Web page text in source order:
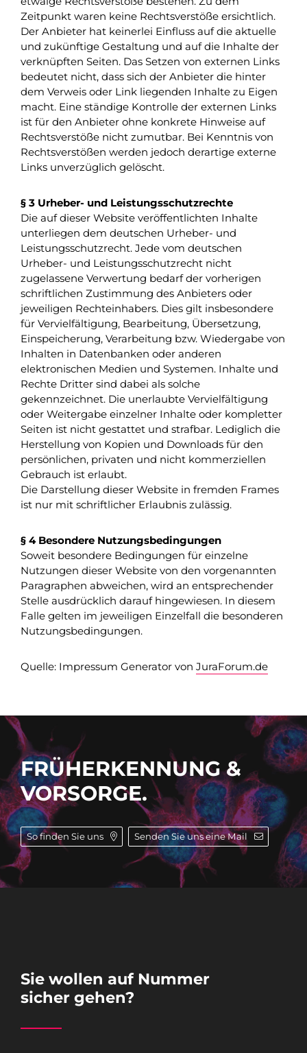
Zeitpunkt waren keine Rechtsverstöße ersichtlich.
Der Anbieter hat keinerlei Einfluss auf die aktuelle
und zukünftige Gestaltung und auf die Inhalte der
verknüpften Seiten. Das Setzen von externen Links
bedeutet nicht, dass sich der Anbieter die hinter
dem Verweis oder Link liegenden Inhalte zu Eigen
macht. Eine ständige Kontrolle der externen Links
ist für den Anbieter ohne konkrete Hinweise auf
Rechtsverstöße nicht zumutbar. Bei Kenntnis von
Rechtsverstößen werden jedoch derartige externe
Links unverzüglich gelöscht.
§ 3 Urheber- und Leistungsschutzrechte
Die auf dieser Website veröffentlichten Inhalte
unterliegen dem deutschen Urheber- und
Leistungsschutzrecht. Jede vom deutschen
Urheber- und Leistungsschutzrecht nicht
zugelassene Verwertung bedarf der vorherigen
schriftlichen Zustimmung des Anbieters oder
jeweiligen Rechteinhabers. Dies gilt insbesondere
für Vervielfältigung, Bearbeitung, Übersetzung,
Einspeicherung, Verarbeitung bzw. Wiedergabe von
Inhalten in Datenbanken oder anderen
elektronischen Medien und Systemen. Inhalte und
Rechte Dritter sind dabei als solche
gekennzeichnet. Die unerlaubte Vervielfältigung
oder Weitergabe einzelner Inhalte oder kompletter
Seiten ist nicht gestattet und strafbar. Lediglich die
Herstellung von Kopien und Downloads für den
persönlichen, privaten und nicht kommerziellen
Gebrauch ist erlaubt.
Die Darstellung dieser Website in fremden Frames
ist nur mit schriftlicher Erlaubnis zulässig.
§ 4 Besondere Nutzungsbedingungen
Soweit besondere Bedingungen für einzelne
Nutzungen dieser Website von den vorgenannten
Paragraphen abweichen, wird an entsprechender
Stelle ausdrücklich darauf hingewiesen. In diesem
Falle gelten im jeweiligen Einzelfall die besonderen
Nutzungsbedingungen.
Quelle: Impressum Generator von JuraForum.de
FRÜHERKENNUNG &
VORSORGE.
So finden Sie uns Senden Sie uns eine Mail
Sie wollen auf Nummer
sicher gehen?